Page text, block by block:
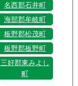
名西郡石井町
海部郡牟岐町
板野郡松茂町
板野郡板野町
三好郡東みよし
町